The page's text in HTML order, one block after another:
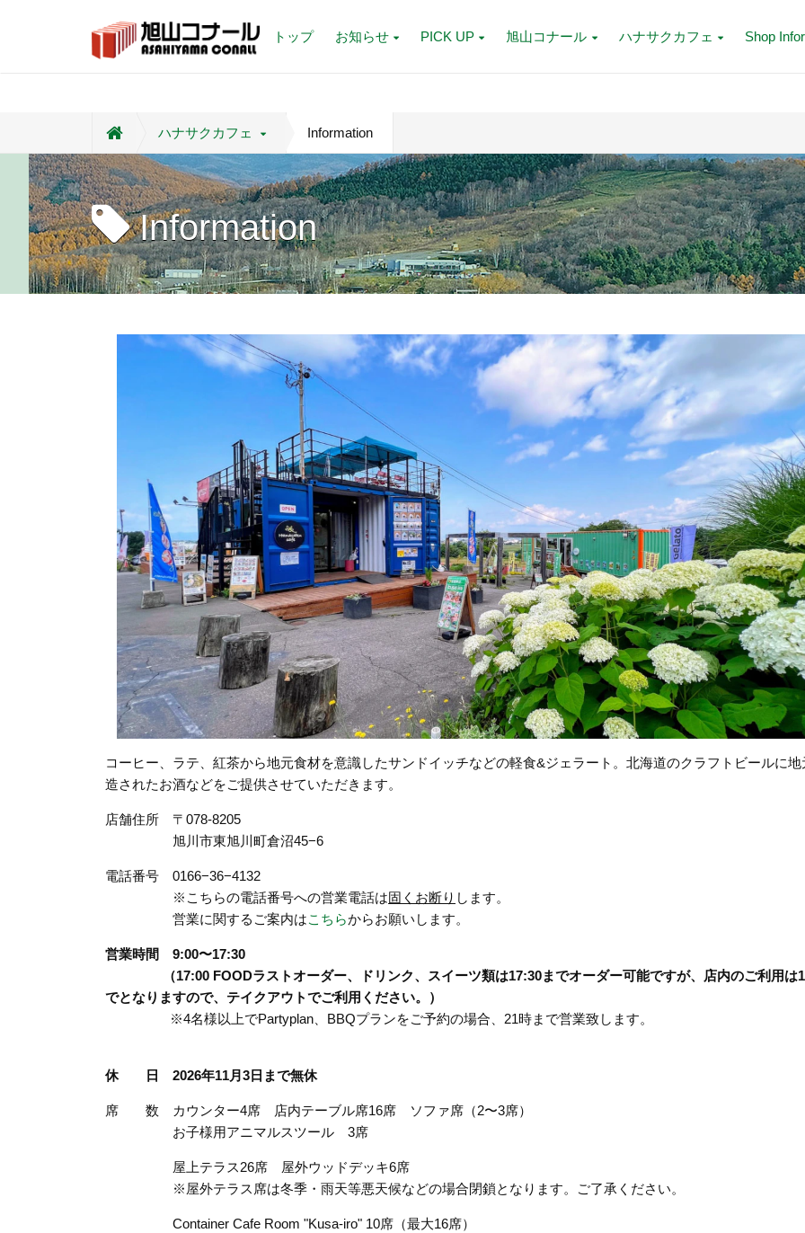
トップ お知らせ PICK UP 旭山コナール ハナサクカフェ Shop
ハナサクカフェ Information
Information
コーヒー、ラテ、紅茶から地元食材を意識したサンドイッチなどの軽食&ジェラート。北海道のクラフトビールに地
造されたお酒などをご提供させていただきます。
店舗住所 〒078-8205
旭川市東旭川町倉沼45−6
電話番号 0166−36−4132
※こちらの電話番号への営業電話は固くお断り します。
営業に関するご案内はこちらからお願いします。
営業時間 9:00〜17:30
（17:00 FOODラストオーダー、ドリンク、スイーツ類は17:30までオーダー可能ですが、店内のご利用は
でとなりますので、テイクアウトでご利用ください。）
※4名様以上でPartyplan、BBQプランをご予約の場合、21時まで営業致します。
休 日 2026年11月3日まで無休
席 数 カウンター4席 店内テーブル席16席 ソファ席（2〜3席）
お子様用アニマルスツール 3席
屋上テラス26席 屋外ウッドデッキ6席
※屋外テラス席は冬季・雨天等悪天候などの場合閉鎖となります。ご了承ください。
Container Cafe Room "Kusa-iro" 10席（最大16席）